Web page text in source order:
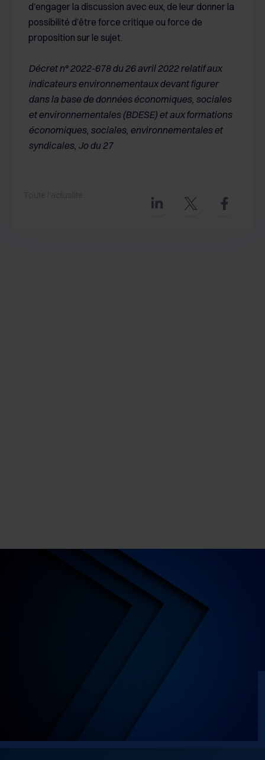
d’engager la discussion avec eux, de leur donner la
possibilité d’être force critique ou force de
proposition sur le sujet.
Décret n° 2022-678 du 26 avril 2022 relatif aux
indicateurs environnementaux devant figurer
dans la base de données économiques, sociales
et environnementales (BDESE) et aux formations
économiques, sociales, environnementales et
syndicales, Jo du 27